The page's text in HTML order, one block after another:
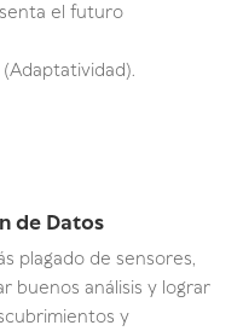
el futuro
de Datos
plagado de sensores,
buenos análisis y lograr
y